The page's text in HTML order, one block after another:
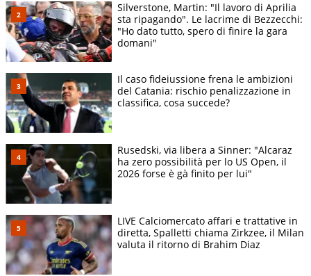
Silverstone, Martin: "Il lavoro di Aprilia
sta ripagando". Le lacrime di Bezzecchi:
"Ho dato tutto, spero di finire la gara
domani"
Il caso fideiussione frena le ambizioni
del Catania: rischio penalizzazione in
classifica, cosa succede?
Rusedski, via libera a Sinner: "Alcaraz
ha zero possibilità per lo US Open, il
2026 forse è gà finito per lui"
LIVE Calciomercato affari e trattative in
diretta, Spalletti chiama Zirkzee, il Milan
valuta il ritorno di Brahim Diaz